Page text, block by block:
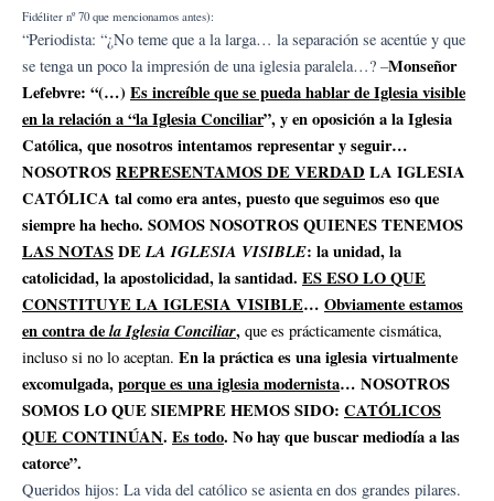
Fidéliter nº 70 que mencionamos antes):
“Periodista: “¿No teme que a la larga… la separación se acentúe y que
se tenga un poco la impresión de una iglesia paralela…? –Monseñor
Lefebvre: “(…)Es increíble que se pueda hablar de Iglesia visible
en la relación a “la Iglesia Conciliar”, y en oposición a la Iglesia
Católica, que nosotros intentamos representar y seguir…
NOSOTROSREPRESENTAMOS DE VERDAD LA IGLESIA
CATÓLICA tal como era antes, puesto que seguimos eso que
siempre ha hecho. SOMOS NOSOTROS QUIENES TENEMOS
LAS NOTASDELA IGLESIA VISIBLE: la unidad, la
catolicidad, la apostolicidad, la santidad. ES ESO LO QUE
CONSTITUYE LA IGLESIA VISIBLE… Obviamente estamos
en contra dela Iglesia Conciliar, que es prácticamente cismática,
incluso si no lo aceptan. En la práctica es una iglesia virtualmente
excomulgada,porque es una iglesia modernista… NOSOTROS
SOMOS LO QUE SIEMPRE HEMOS SIDO: CATÓLICOS
QUE CONTINÚAN. Es todo. No hay que buscar mediodía a las
catorce”.
Queridos hijos: La vida del católico se asienta en dos grandes pilares.